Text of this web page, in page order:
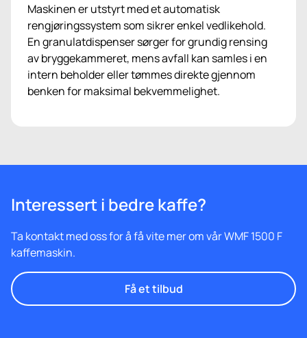
Maskinen er utstyrt med et automatisk
rengjøringssystem som sikrer enkel vedlikehold.
En granulatdispenser sørger for grundig rensing
av bryggekammeret, mens avfall kan samles i en
intern beholder eller tømmes direkte gjennom
benken for maksimal bekvemmelighet.
Interessert i bedre kaffe?
Ta kontakt med oss for å få vite mer om vår WMF 1500 F
kaffemaskin.
Få et tilbud